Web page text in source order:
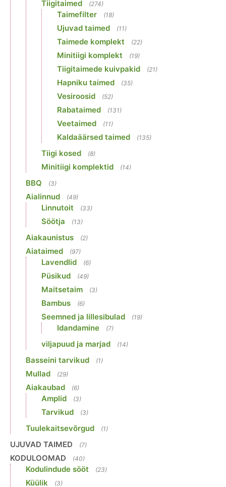
Tiigitaimed (274)
Taimefilter (18)
Ujuvad taimed (11)
Taimede komplekt (22)
Minitiigi komplekt (19)
Tiigitaimede kuivpakid (21)
Hapniku taimed (35)
Vesiroosid (52)
Rabataimed (131)
Veetaimed (11)
Kaldaäärsed taimed (135)
Tiigi kosed (8)
Minitiigi komplektid (14)
BBQ (3)
Aialinnud (49)
Linnutoit (33)
Söötja (13)
Aiakaunistus (2)
Aiataimed (97)
Lavendlid (6)
Püsikud (49)
Maitsetaim (3)
Bambus (6)
Seemned ja lillesibulad (19)
Idandamine (7)
viljapuud ja marjad (14)
Basseini tarvikud (1)
Mullad (29)
Aiakaubad (6)
Amplid (3)
Tarvikud (3)
Tuulekaitsevõrgud (1)
UJUVAD TAIMED (7)
KODULOOMAD (40)
Kodulindude sööt (23)
Küülik (3)